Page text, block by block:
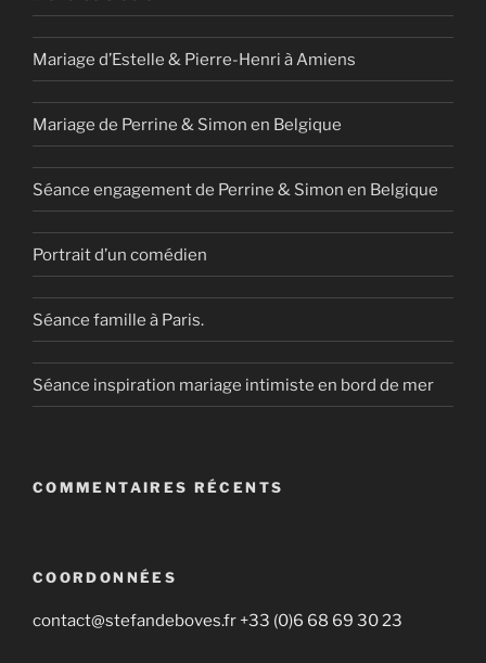
Mariage d’Estelle & Pierre-Henri à Amiens
Mariage de Perrine & Simon en Belgique
Séance engagement de Perrine & Simon en Belgique
Portrait d’un comédien
Séance famille à Paris.
Séance inspiration mariage intimiste en bord de mer
COMMENTAIRES RÉCENTS
COORDONNÉES
contact@stefandeboves.fr +33 (0)6 68 69 30 23